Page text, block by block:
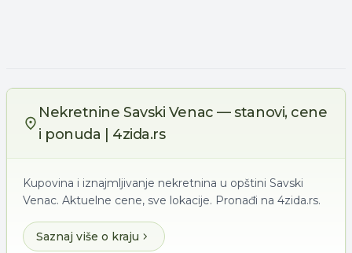
Nekretnine Savski Venac — stanovi, cene
i ponuda | 4zida.rs
Kupovina i iznajmljivanje nekretnina u opštini Savski
Venac. Aktuelne cene, sve lokacije. Pronađi na 4zida.rs.
Saznaj više o kraju